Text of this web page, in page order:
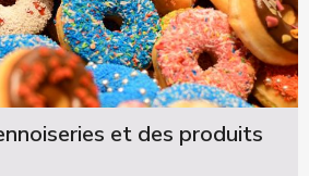
et des produits